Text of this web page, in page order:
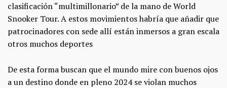
clasificación “multimillonario” de la mano de World
Snooker Tour. A estos movimientos habría que añadir que
patrocinadores con sede allí están inmersos a gran escala
otros muchos deportes
De esta forma buscan que el mundo mire con buenos ojos
a un destino donde en pleno 2024 se violan muchos